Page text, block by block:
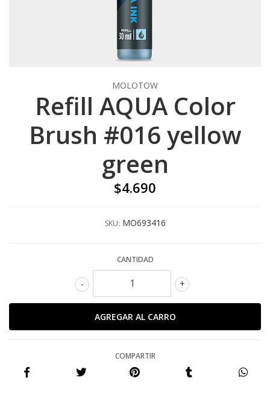
MOLOTOW
Refill AQUA Color
Brush #016 yellow
green
$4.690
SKU: MO693416
CANTIDAD
+
-
COMPARTIR